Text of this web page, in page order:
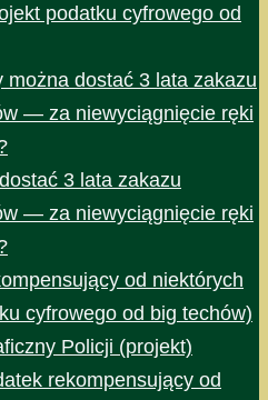
podatku cyfrowego od
można dostać 3 lata zakazu
— za niewyciągnięcie ręki
3 lata zakazu
— za niewyciągnięcie ręki
od niektórych
cyfrowego od big techów)
Policji (projekt)
rekompensujący od